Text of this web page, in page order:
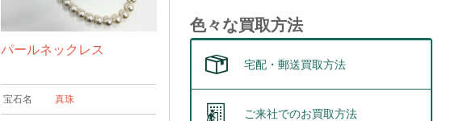
パールネックレス
宝石名 真珠
色々な買取方法
宅配・郵送買取方法
ご来社でのお買取方法